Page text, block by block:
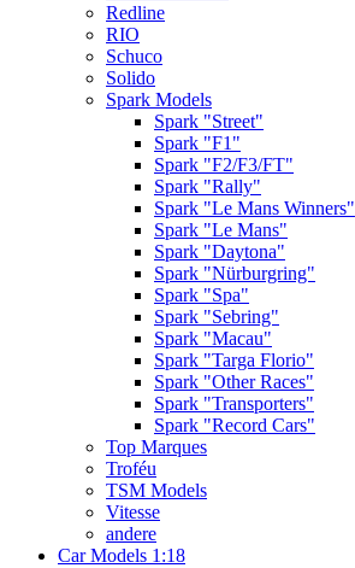
Redline
RIO
Schuco
Solido
Spark Models
Spark "Street"
Spark "F1"
Spark "F2/F3/FT"
Spark "Rally"
Spark "Le Mans Winners"
Spark "Le Mans"
Spark "Daytona"
Spark "Nürburgring"
Spark "Spa"
Spark "Sebring"
Spark "Macau"
Spark "Targa Florio"
Spark "Other Races"
Spark "Transporters"
Spark "Record Cars"
Top Marques
Troféu
TSM Models
Vitesse
andere
Car Models 1:18